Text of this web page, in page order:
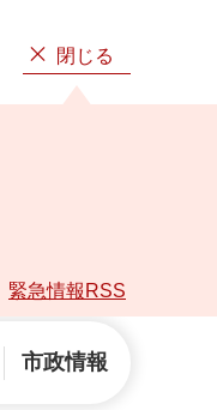
閉じる
緊急情報RSS
市政情報